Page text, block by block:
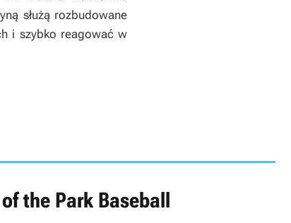
służą rozbudowane
i szybko reagować w
the Park Baseball